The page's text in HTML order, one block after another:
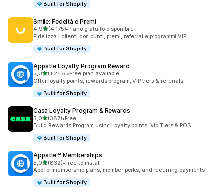
Built for Shopify
Smile: Fedeltà e Premi
4,9stelle su 5
(4.175)
4175 recensioni totali
•Piano gratuito disponibile
Fidelizza i clienti con punti, premi, referral e programmi VIP
Built for Shopify
Appstle Loyalty Program Reward
5,0stelle su 5
(1.246)
1246 recensioni totali
•Free plan available
Offer loyalty points, rewards program, VIP tiers & referrals
Built for Shopify
Casa Loyalty Program & Rewards
5,0stelle su 5
(387)
387 recensioni totali
•Free
Build Rewards Program using Loyalty points, Vip Tiers & POS.
Built for Shopify
Appstle℠ Memberships
5,0stelle su 5
(832)
832 recensioni totali
•Free to install
App for membership plans, member perks, and recurring payments
Built for Shopify